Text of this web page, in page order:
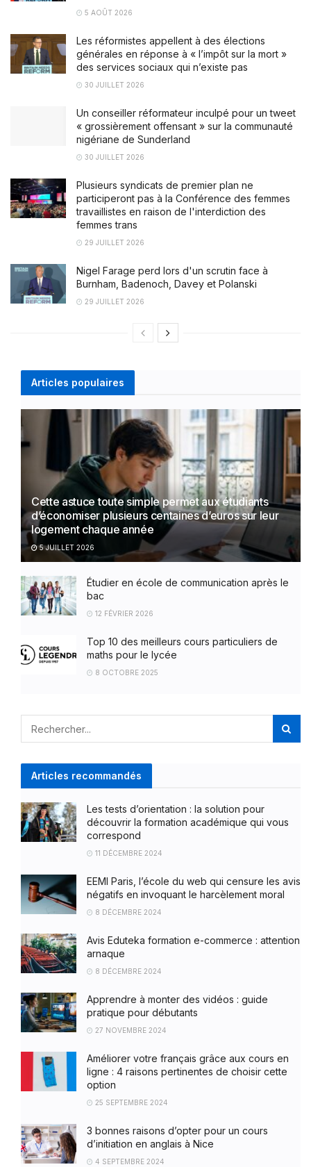
5 AOÛT 2026
Les réformistes appellent à des élections
générales en réponse à « l’impôt sur la mort »
des services sociaux qui n’existe pas
30 JUILLET 2026
Un conseiller réformateur inculpé pour un tweet
« grossièrement offensant » sur la communauté
nigériane de Sunderland
30 JUILLET 2026
Plusieurs syndicats de premier plan ne
participeront pas à la Conférence des femmes
travaillistes en raison de l'interdiction des
femmes trans
29 JUILLET 2026
Nigel Farage perd lors d'un scrutin face à
Burnham, Badenoch, Davey et Polanski
29 JUILLET 2026
Articles populaires
Cette astuce toute simple permet aux étudiants
d’économiser plusieurs centaines d’euros sur leur
logement chaque année
5 JUILLET 2026
Étudier en école de communication après le
bac
12 FÉVRIER 2026
Top 10 des meilleurs cours particuliers de
maths pour le lycée
8 OCTOBRE 2025
Articles recommandés
Les tests d’orientation : la solution pour
découvrir la formation académique qui vous
correspond
11 DÉCEMBRE 2024
EEMI Paris, l’école du web qui censure les avis
négatifs en invoquant le harcèlement moral
8 DÉCEMBRE 2024
Avis Eduteka formation e-commerce : attention
arnaque
8 DÉCEMBRE 2024
Apprendre à monter des vidéos : guide
pratique pour débutants
27 NOVEMBRE 2024
Améliorer votre français grâce aux cours en
ligne : 4 raisons pertinentes de choisir cette
option
25 SEPTEMBRE 2024
3 bonnes raisons d’opter pour un cours
d’initiation en anglais à Nice
4 SEPTEMBRE 2024